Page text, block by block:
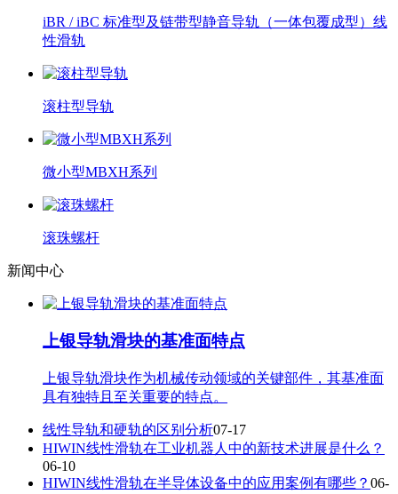
iBR / iBC 标准型及链带型静音导轨（一体包覆成型）线
性滑轨
滚柱型导轨
微小型MBXH系列
滚珠螺杆
新闻中心
上银导轨滑块的基准面特点
上银导轨滑块作为机械传动领域的关键部件，其基准面
具有独特且至关重要的特点。
线性导轨和硬轨的区别分析07-17
HIWIN线性滑轨在工业机器人中的新技术进展是什么？
06-10
HIWIN线性滑轨在半导体设备中的应用案例有哪些？ 06-